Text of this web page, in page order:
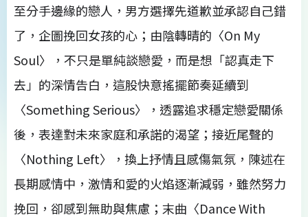
至分手邊緣的戀人，男方選擇先道歉並承認自己錯
了，企圖挽回女孩的心；由陰轉晴的〈On My
Soul〉，不只是單純談戀愛，而是想「認真走下
去」的深情告白，這股快意搖擺節奏延續到
〈Something Serious〉，透露追求穩定戀愛關係
後，表達對未來家庭和承諾的渴望；接近尾聲的
〈Nothing Left〉，換上抒情且感傷氣氛，陳述在
長期感情中，激情和愛的火焰逐漸減弱，雖然努力
挽回，卻感到無助與焦慮；末曲〈Dance With